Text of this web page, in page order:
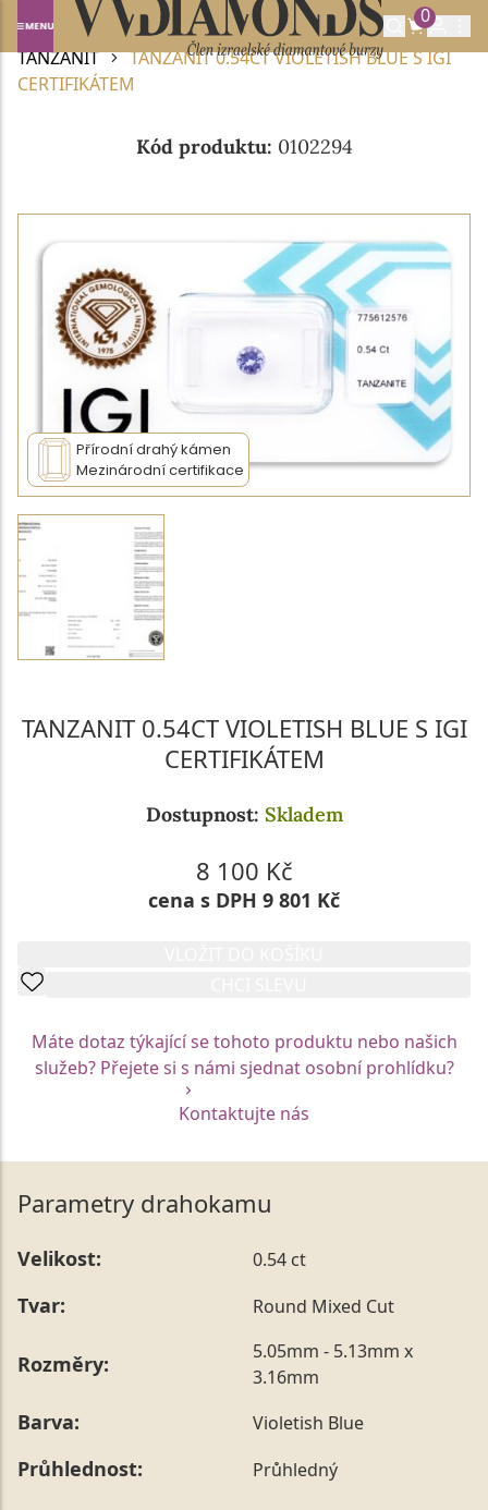
0
Domů
DRAHOKAMY A POLODRAHOKAMY
TANZANIT
TANZANIT 0.54CT VIOLETISH BLUE S IGI
CERTIFIKÁTEM
Kód produktu: 0102294
Přírodní drahý kámen
Mezinárodní certifikace
TANZANIT 0.54CT VIOLETISH BLUE S IGI
CERTIFIKÁTEM
Dostupnost: Skladem
8 100 Kč
cena s DPH 9 801 Kč
Máte dotaz týkající se tohoto produktu nebo našich
služeb? Přejete si s námi sjednat osobní prohlídku?
Kontaktujte nás
Parametry drahokamu
Velikost: 0.54 ct
Tvar: Round Mixed Cut
Rozměry:
5.05mm - 5.13mm x
3.16mm
Barva: Violetish Blue
Průhlednost: Průhledný